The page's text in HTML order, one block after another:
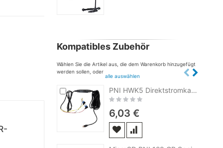
Kompatibles Zubehör
Wählen Sie die Artikel aus, die dem Warenkorb hinzugefügt
werden sollen, oder
alle auswählen
PNI HWK5 Direktstromkabel für Auto-DVRs, 12V/24V Eingang, 5V 2,5A Ausgang, Unterspannungsschutz, Länge 3,5 Meter
Rating:
6,03 €
den
Warenkorb